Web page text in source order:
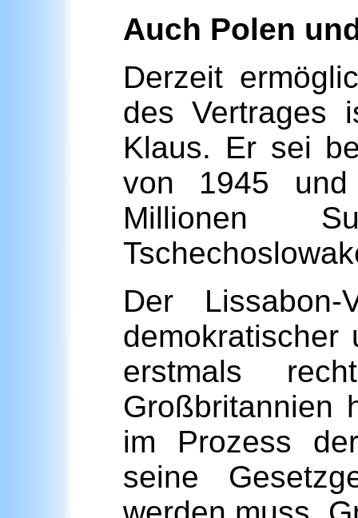
Auch Polen
Derzeit
des Vertrages
Klaus. Er sei
von 1945
Millionen
Der
demokratischer
erstmals
Großbritannien
im Prozess
seine